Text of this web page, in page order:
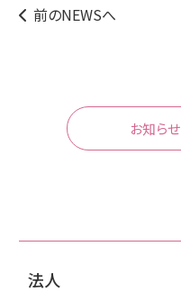
前のNEWSへ
お知ら
法人